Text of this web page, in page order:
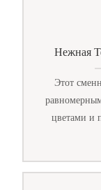
Нежная
Этот
цветами и